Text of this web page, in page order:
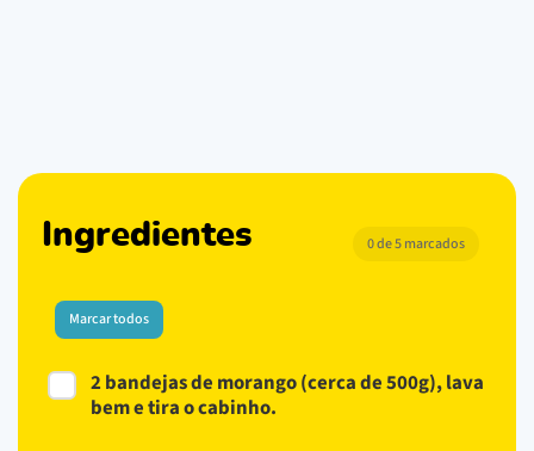
Ingredientes 0 de 5 marcados
Marcar todos
2 bandejas de morango (cerca de 500g), lava
bem e tira o cabinho.